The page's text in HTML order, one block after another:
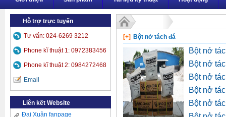
Hỗ trợ trực tuyến
Tư vấn: 024-6269 3212
Phone kĩ thuật 1: 0972383456
Phone kĩ thuật 2: 0984272468
Email
Liên kết Website
Đại Xuân fanpage
[+] Bột nở tách đá
Bột nở
Bột nở
Bột nở
Bột nở
Bột nở